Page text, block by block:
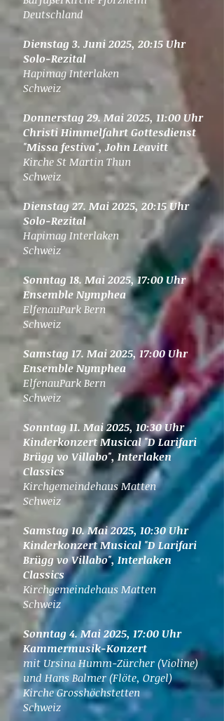
Deutschland
Dienstag 3. Juni 2025, 20:15 Uhr
Solo-Rezital
Hapimag Interlaken
Schweiz
Donnerstag 29. Mai 2025, 11:00 Uhr
Christi Himmelfahrt Gottesdienst
"Missa festiva", John Leavitt
Kirche St Martin Thun
Schweiz
Dienstag 27. Mai 2025, 20:15 Uhr
Solo-Rezital
Hapimag Interlaken
Schweiz
Sonntag 18. Mai 2025, 17:00 Uhr
Ensemble Nymphea
ElfenauPark Bern
Schweiz
Samstag 17. Mai 2025, 17:00 Uhr
Ensemble Nymphea
ElfenauPark Bern
Schweiz
Sonntag 11. Mai 2025, 10:30 Uhr
Kinderkonzert Musical "D Larifari
Brügg vo Villabo", Interlaken
Classics
Kirchgemeindehaus Matten
Schweiz
Samstag 10. Mai 2025, 10:30 Uhr
Kinderkonzert Musical "D Larifari
Brügg vo Villabo", Interlaken
Classics
Kirchgemeindehaus Matten
Schweiz
Sonntag 4. Mai 2025, 17:00 Uhr
Kammermusik-Konzert
mit Ursina Humm-Zürcher (Violine)
und Hans Balmer (Flöte, Orgel)
Kirche Grosshöchstetten
Schweiz